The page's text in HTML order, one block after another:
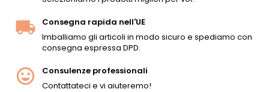
Consegna rapida nell'UE
Imballiamo gli articoli in modo sicuro e spediamo con
consegna espressa DPD.
Consulenze professionali
Contattateci e vi aiuteremo!